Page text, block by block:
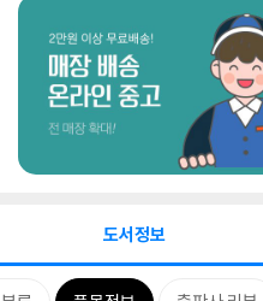
도서정보